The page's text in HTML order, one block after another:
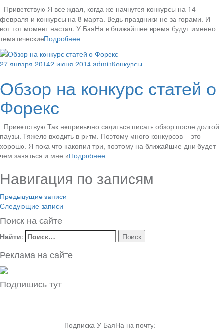
Приветствую Я все ждал, когда же начнутся конкурсы на 14
февраля и конкурсы на 8 марта. Ведь праздники не за горами. И
вот тот момент настал. У БаяНа в ближайшее время будут именно
тематическиеПодробнее
27 января 20142 июня 2014 adminКонкурсы
Обзор на конкурс статей о
Форекс
Приветствую Так непривычно садиться писать обзор после долгой
паузы. Тяжело входить в ритм. Поэтому много конкурсов – это
хорошо. Я пока что накопил три, поэтому на ближайшие дни будет
чем заняться и мне иПодробнее
Навигация по записям
Предыдущие записи
Следующие записи
Поиск на сайте
Найти:
Реклама на сайте
Подпишись тут
Подписка У БаяНа на почту: